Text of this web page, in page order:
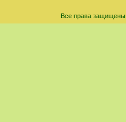
Все права